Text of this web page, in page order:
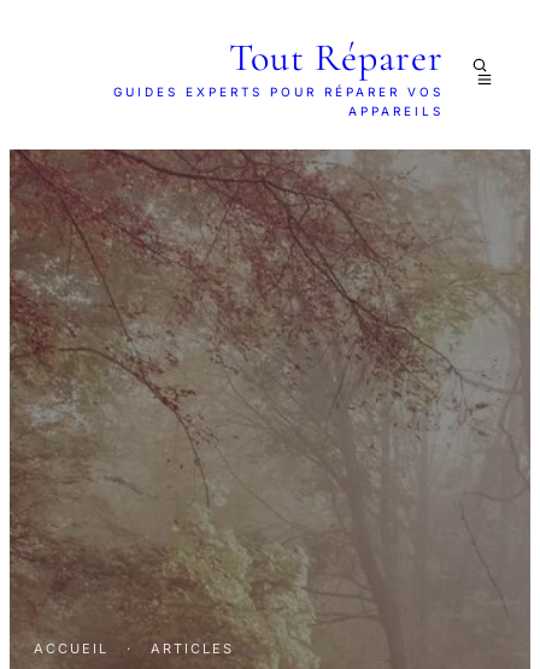
Tout Réparer
GUIDES EXPERTS POUR RÉPARER VOS
APPAREILS
ACCUEIL · ARTICLES